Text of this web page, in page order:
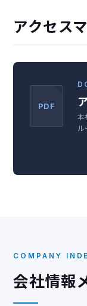
アクセス
PDF
本
ル
COMPANY
会社情報